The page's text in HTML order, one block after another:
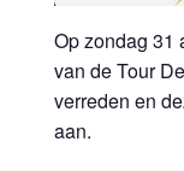
Op zondag 31
van de Tour
verreden en
aan.